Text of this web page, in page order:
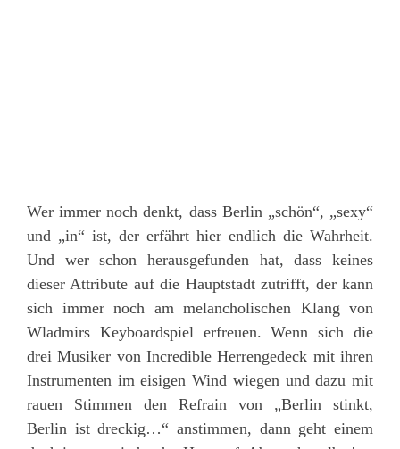
Wer immer noch denkt, dass Berlin „schön“, „sexy“
und „in“ ist, der erfährt hier endlich die Wahrheit.
Und wer schon herausgefunden hat, dass keines
dieser Attribute auf die Hauptstadt zutrifft, der kann
sich immer noch am melancholischen Klang von
Wladmirs Keyboardspiel erfreuen. Wenn sich die
drei Musiker von Incredible Herrengedeck mit ihren
Instrumenten im eisigen Wind wiegen und dazu mit
rauen Stimmen den Refrain von „Berlin stinkt,
Berlin ist dreckig…“ anstimmen, dann geht einem